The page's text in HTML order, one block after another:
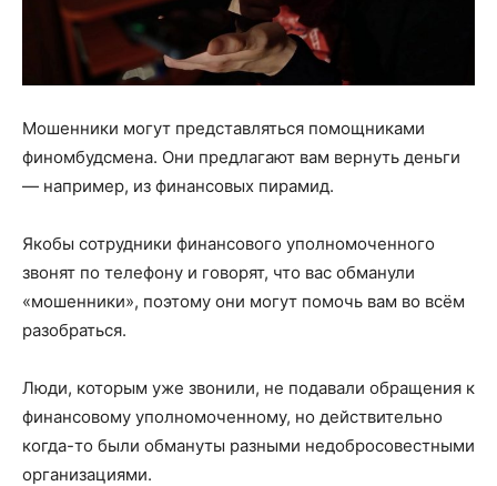
Мошенники могут представляться помощниками
финомбудсмена. Они предлагают вам вернуть деньги
— например, из финансовых пирамид.
Якобы сотрудники финансового уполномоченного
звонят по телефону и говорят, что вас обманули
«мошенники», поэтому они могут помочь вам во всём
разобраться.
Люди, которым уже звонили, не подавали обращения к
финансовому уполномоченному, но действительно
когда-то были обмануты разными недобросовестными
организациями.